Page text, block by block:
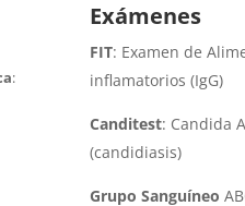
:
Exámenes
FIT: Examen de
inflamatorios (IgG)
Canditest: Candida
(candidiasis)
Grupo Sanguíneo